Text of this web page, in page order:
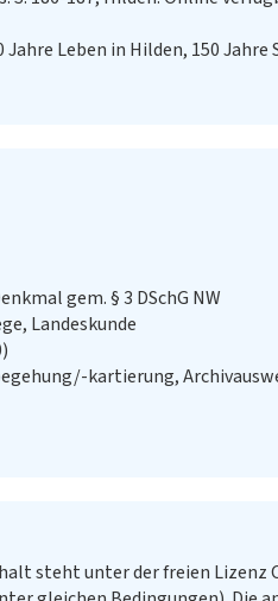
Jahre Leben in Hilden, 150
gem. § 3 DSchG NW
Landeskunde
kartierung,
steht unter der freien Lizenz